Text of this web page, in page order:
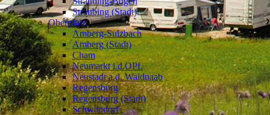
Straubing (Stadt)
Oberpfalz
❯
Amberg-Sulzbach
Amberg (Stadt)
Cham
Neumarkt i.d.OPf.
Neustadt a.d. Waldnaab
Regensburg
Regensburg (Stadt)
Schwandorf